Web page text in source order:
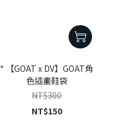
* 【GOAT x DV】GOAT角
色插畫鞋袋
NT$300
NT$150